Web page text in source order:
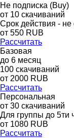
Не подписка (Buy)
от 10 скачиваний
Срок действия - не
от 550 RUB
Рассчитать
Базовая
до 6 месяц
100 скачиваний
от 2000 RUB
Рассчитать
Персональная
от 30 скачиваний
Для группы до 5ти
от 1080 RUB
Рассчитать